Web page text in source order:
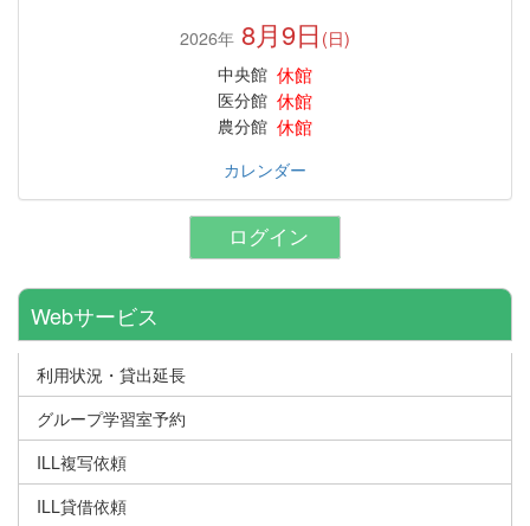
2026年 8月9日 (日)
中央館 休館
医分館 休館
農分館 休館
カレンダー
ログイン
Webサービス
利用状況・貸出延長
グループ学習室予約
ILL複写依頼
ILL貸借依頼